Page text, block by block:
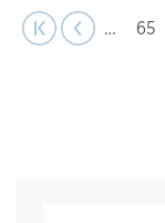
Pagination
page
|‹
Previous
‹‹
… Page
65